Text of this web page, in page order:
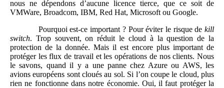
nous ne dépendons d’aucune licence tierce, que ce soit de
VMWare, Broadcom, IBM, Red Hat, Microsoft ou Google.
Pourquoi est-ce important ? Pour éviter le risque de kill
switch. Trop souvent, on réduit le cloud à la question de la
protection de la donnée. Mais il est encore plus important de
protéger les flux de travail et les opérations de nos clients. Nous
le savons, quand il y a une panne chez Azure ou AWS, les
avions européens sont cloués au sol. Si l’on coupe le cloud, plus
rien ne fonctionne dans notre économie. Oui, il faut protéger la